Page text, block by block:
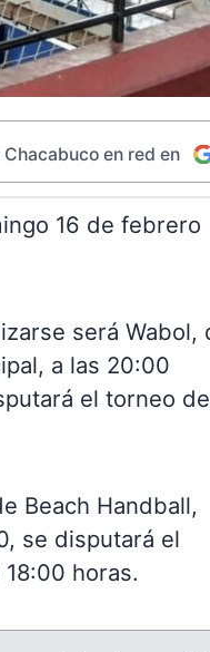
en red en
16 de febrero
será Wabol,
a las 20:00
el torneo de
Beach Handball,
se disputará el
horas.